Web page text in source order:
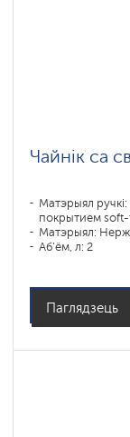
Чайнік са
Матэрыял
покрытием
Матэрыял:
Аб'ём, л: 2
Паглядзець